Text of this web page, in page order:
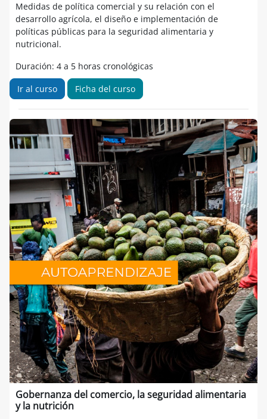
Medidas de política comercial y su relación con el
desarrollo agrícola, el diseño e implementación de
políticas públicas para la seguridad alimentaria y
nutricional.
Duración: 4 a 5 horas cronológicas
Ir al curso
Ficha del curso
Gobernanza del comercio, la seguridad alimentaria
y la nutrición